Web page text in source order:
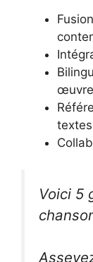
textes
Voici 5